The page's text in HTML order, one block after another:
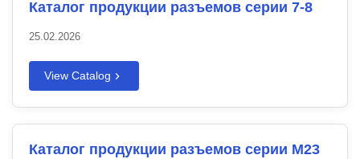
Каталог продукции разъемов серии 7-8
25.02.2026
View Catalog
Каталог продукции разъемов серии M23